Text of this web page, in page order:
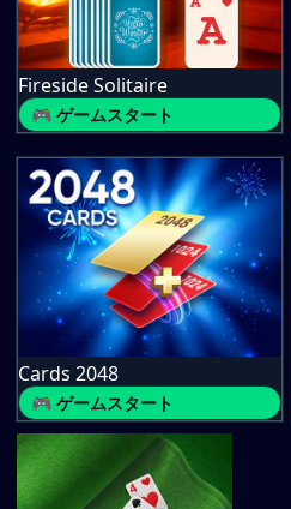
Fireside Solitaire
🎮 ゲームスタート
Cards 2048
🎮 ゲームスタート